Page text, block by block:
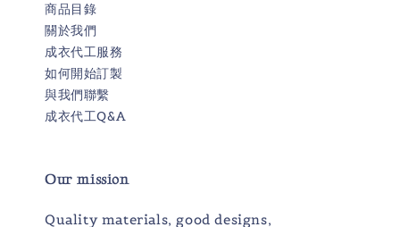
商品目錄
關於我們
成衣代工服務
如何開始訂製
與我們聯繫
成衣代工Q&A
Our mission
Quality materials, good designs,